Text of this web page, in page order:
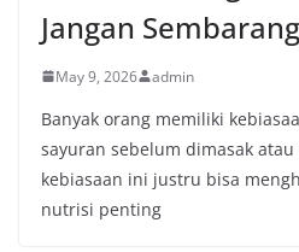
Jangan
May 9, 2026 admin
Banyak orang memiliki
sayuran sebelum dimasak
kebiasaan ini justru bisa
nutrisi penting